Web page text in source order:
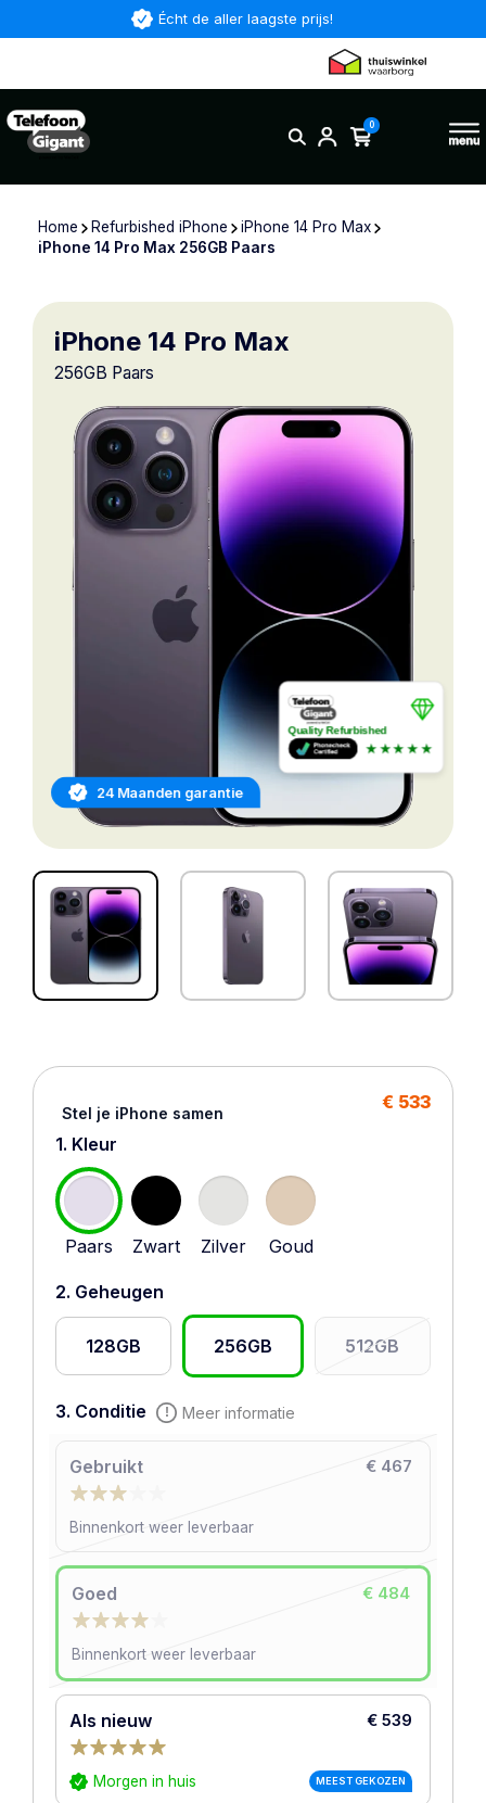
Écht de aller laagste prijs!
0
Home Refurbished iPhone
iPhone 14 Pro Max
iPhone 14 Pro Max 256GB Paars
24 Maanden garantie
iPhone 14 Pro Max
256GB Paars
Quality Refurbished
★★★★★
Stel je iPhone samen
€ 533
1. Kleur
Paars Zwart Zilver Goud
2. Geheugen
128GB 256GB 512GB
3. Conditie Meer informatie
Gebruikt € 467
Binnenkort weer leverbaar
Goed € 484
Binnenkort weer leverbaar
Als nieuw
MEEST GEKOZEN
€ 539
Morgen in huis